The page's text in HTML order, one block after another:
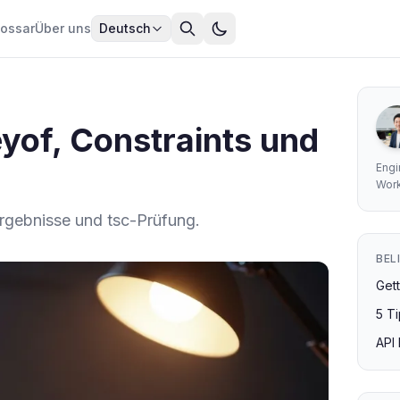
Über uns Deutsch
Constraints und
und tsc-Prüfung.
5
API